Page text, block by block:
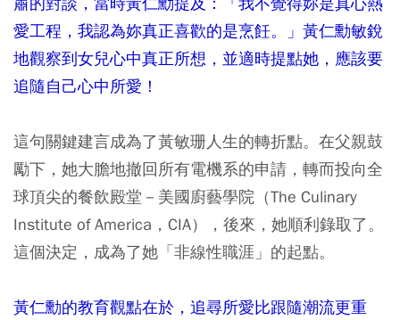
愛工程，我認為妳真正喜歡的是烹飪。」黃仁勳敏銳
地觀察到女兒心中真正所想，並適時提點她，應該要
追隨自己心中所愛！
這句關鍵建言成為了黃敏珊人生的轉折點。在父親鼓
勵下，她大膽地撤回所有電機系的申請，轉而投向全
球頂尖的餐飲殿堂－美國廚藝學院（The Culinary
Institute of America，CIA），後來，她順利錄取了。
這個決定，成為了她「非線性職涯」的起點。
黃仁勳的教育觀點在於，追尋所愛比跟隨潮流更重